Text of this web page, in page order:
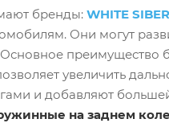
бренды: WHITE
Они могут
Основное преимущество
увеличить
и добавляют
на заднем